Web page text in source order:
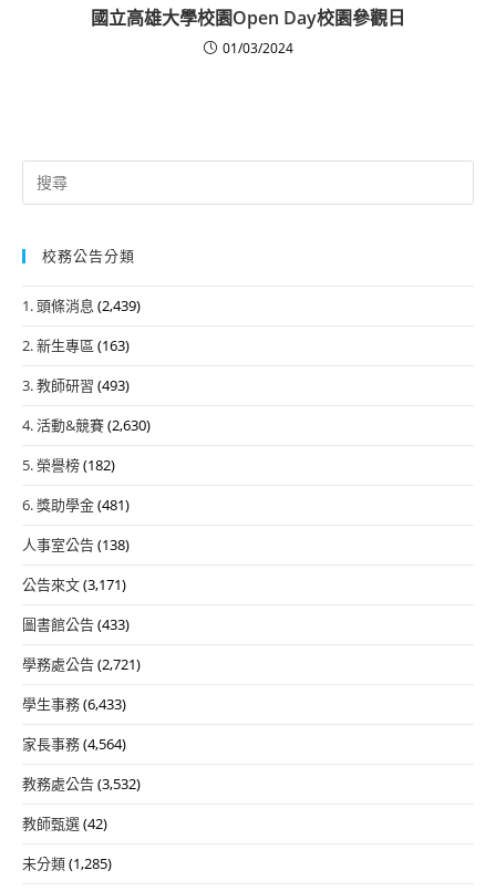
國立高雄大學校園Open Day校園參觀日
01/03/2024
Search
for:
校務公告分類
1. 頭條消息 (2,439)
2. 新生專區 (163)
3. 教師研習 (493)
4. 活動&競賽(2,630)
5. 榮譽榜(182)
6. 獎助學金(481)
人事室公告(138)
公告來文(3,171)
圖書館公告(433)
學務處公告(2,721)
學生事務(6,433)
家長事務(4,564)
教務處公告(3,532)
教師甄選(42)
未分類(1,285)